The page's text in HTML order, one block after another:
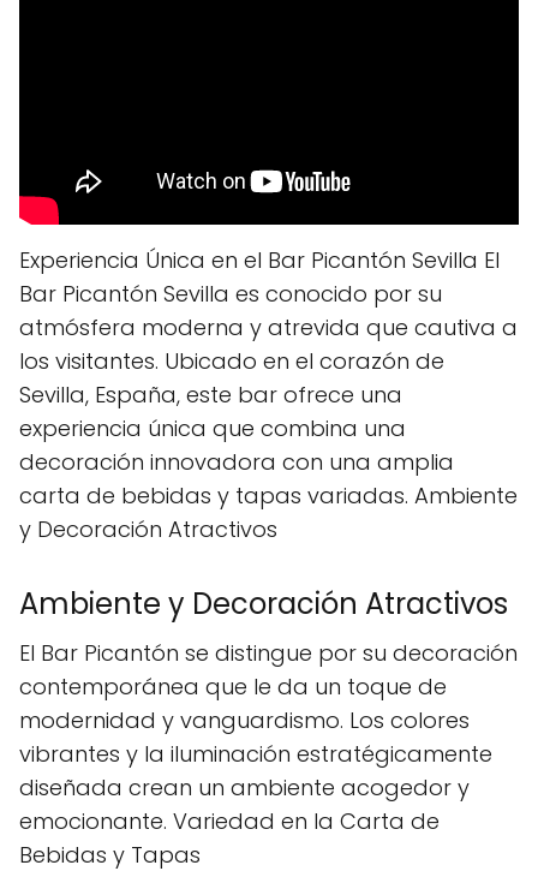
Experiencia Única en el Bar Picantón Sevilla El
Bar Picantón Sevilla es conocido por su
atmósfera moderna y atrevida que cautiva a
los visitantes. Ubicado en el corazón de
Sevilla, España, este bar ofrece una
experiencia única que combina una
decoración innovadora con una amplia
carta de bebidas y tapas variadas. Ambiente
y Decoración Atractivos
Ambiente y Decoración Atractivos
El Bar Picantón se distingue por su decoración
contemporánea que le da un toque de
modernidad y vanguardismo. Los colores
vibrantes y la iluminación estratégicamente
diseñada crean un ambiente acogedor y
emocionante. Variedad en la Carta de
Bebidas y Tapas